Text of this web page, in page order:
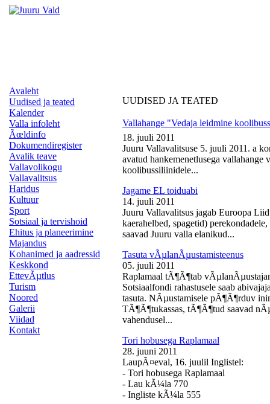
Avaleht
Uudised ja teated
Kalender
Valla infoleht
Ãœldinfo
Dokumendiregister
Avalik teave
Vallavolikogu
Vallavalitsus
Haridus
Kultuur
Sport
Sotsiaal ja tervishoid
Ehitus ja planeerimine
Majandus
Kohanimed ja aadressid
Keskkond
EttevÃµtlus
Turism
Noored
Galerii
Viidad
Kontakt
UUDISED JA TEATED
Vallahange "Vedaja leidmine
18. juuli 2011
Juuru Vallavalitsuse 5. juuli 2011. a
avatud hankemenetlusega vallahange
koolibussiliinidele...
Jagame EL toiduabi
14. juuli 2011
Juuru Vallavalitsus jagab Euroopa
kaerahelbed, spagetid)
saavad Juuru valla elanikud...
Tasuta vÃµlanÃµustamisteenus
05. juuli 2011
Raplamaal tÃ¶Ã¶tab
Sotsiaalfondi rahastusele saab
tasuta. NÃµustamisele pÃ¶Ã¶rduv
TÃ¶Ã¶tukassas, tÃ¶Ã¶tud saavad
vahendusel...
Tori hobusega Raplamaal
28. juuni 2011
LaupÃ¤eval, 16. juulil Inglistel:
- Tori hobusega Raplamaal
- Lau kÃ¼la 770
- Ingliste kÃ¼la 555